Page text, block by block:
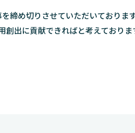
締め切りさせていただいております
出に貢献できればと考えておりま